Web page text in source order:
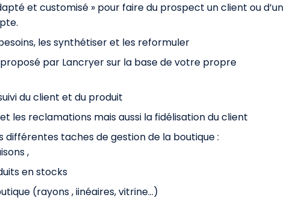
et customisé » pour faire du prospect un client ou d’un
les synthétiser et les reformuler
par Lancryer sur la base de votre propre
du client et du produit
les reclamations mais aussi la fidélisation du client
différentes taches de gestion de la boutique :
,
en stocks
(rayons , iinéaires, vitrine…)